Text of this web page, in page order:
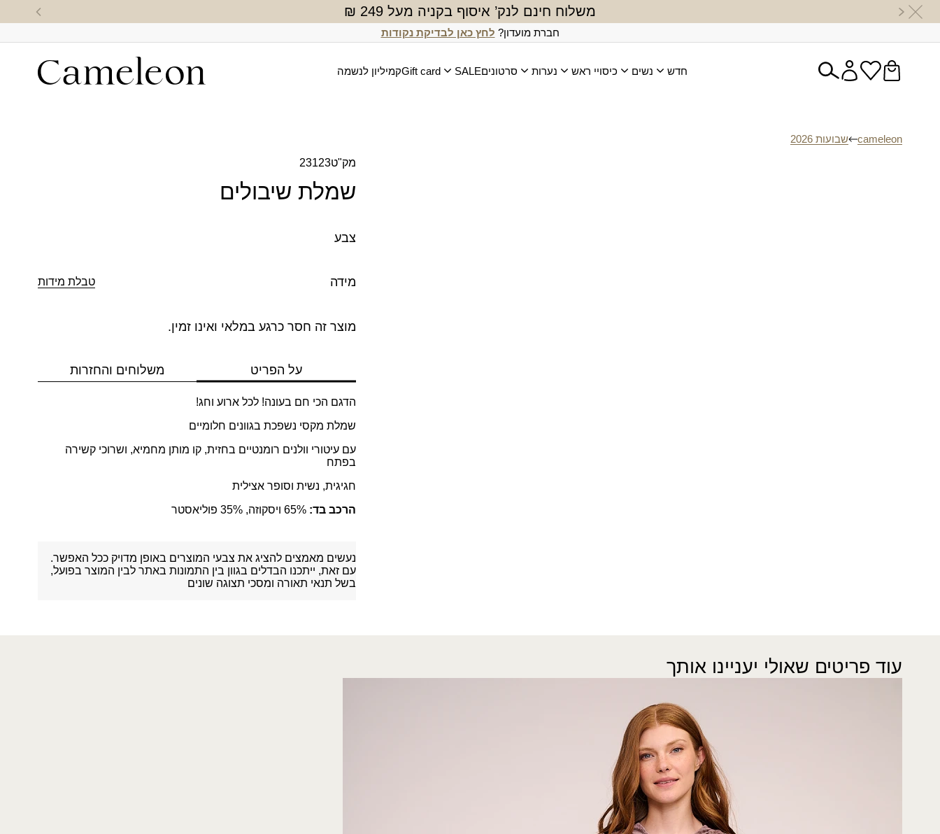
משלוח חינם לנק’ איסוף בקניה מעל 249 ₪
חברת מועדון? לחץ כאן לבדיקת נקודות
חדש נשים כיסויי ראש נערות סרטוניםSALE
Gift cardקמיליון לנשמה
cameleon
שבועות 2026
מק"ט23123
שמלת שיבולים
צבע
מידה טבלת מידות
מוצר זה חסר כרגע במלאי ואינו זמין.
על הפריט משלוחים והחזרות
הדגם הכי חם בעונה! לכל ארוע וחג!
שמלת מקסי נשפכת בגוונים חלומיים
עם עיטורי וולנים רומנטיים בחזית, קו מותן מחמיא, ושרוכי קשירה
בפתח
חגיגית, נשית וסופר אצילית
הרכב בד: 65% ויסקוזה, 35% פוליאסטר
נעשים מאמצים להציג את צבעי המוצרים באופן מדויק ככל האפשר.
עם זאת, ייתכנו הבדלים בגוון בין התמונות באתר לבין המוצר בפועל,
בשל תנאי תאורה ומסכי תצוגה שונים
עוד פריטים שאולי יעניינו אותך